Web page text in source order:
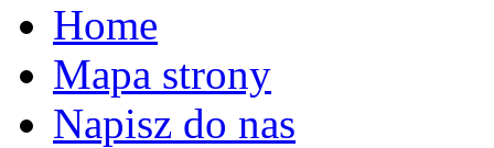
Home
Mapa strony
Napisz do nas